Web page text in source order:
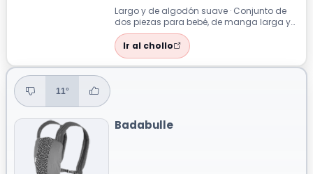
Largo y de algodón suave · Conjunto de
dos piezas para bebé, de manga larga y
pantalón largo, en un tono verde claro....
Ir al chollo
11°
Badabulle